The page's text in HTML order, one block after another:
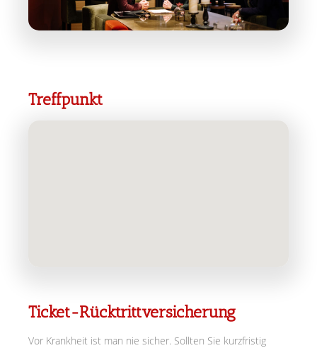
Treffpunkt
Ticket-Rücktrittversicherung
Vor Krankheit ist man nie sicher. Sollten Sie kurzfristig